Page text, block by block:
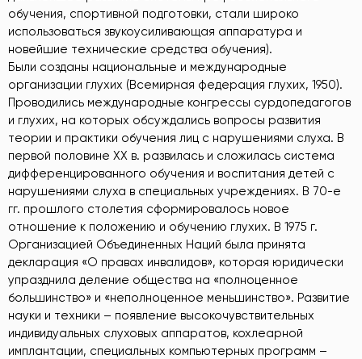
обучения, спортивной подготовки, стали широко
использоваться звукоусиливающая аппаратура и
новейшие технические средства обучения).
Были созданы национальные и международные
организации глухих (Всемирная федерация глухих, 1950).
Проводились международные конгрессы сурдопедагогов
и глухих, на которых обсуждались вопросы развития
теории и практики обучения лиц с нарушениями слуха. В
первой половине XX в. развилась и сложилась система
дифференцированного обучения и воспитания детей с
нарушениями слуха в специальных учреждениях. В 70-е
гг. прошлого столетия сформировалось новое
отношение к положению и обучению глухих. В 1975 г.
Организацией Объединенных Наций была принята
декларация «О правах инвалидов», которая юридически
упразднила деление общества на «полноценное
большинство» и «неполноценное меньшинство». Развитие
науки и техники – появление высокочувствительных
индивидуальных слуховых аппаратов, кохлеарной
имплантации, специальных компьютерных программ –